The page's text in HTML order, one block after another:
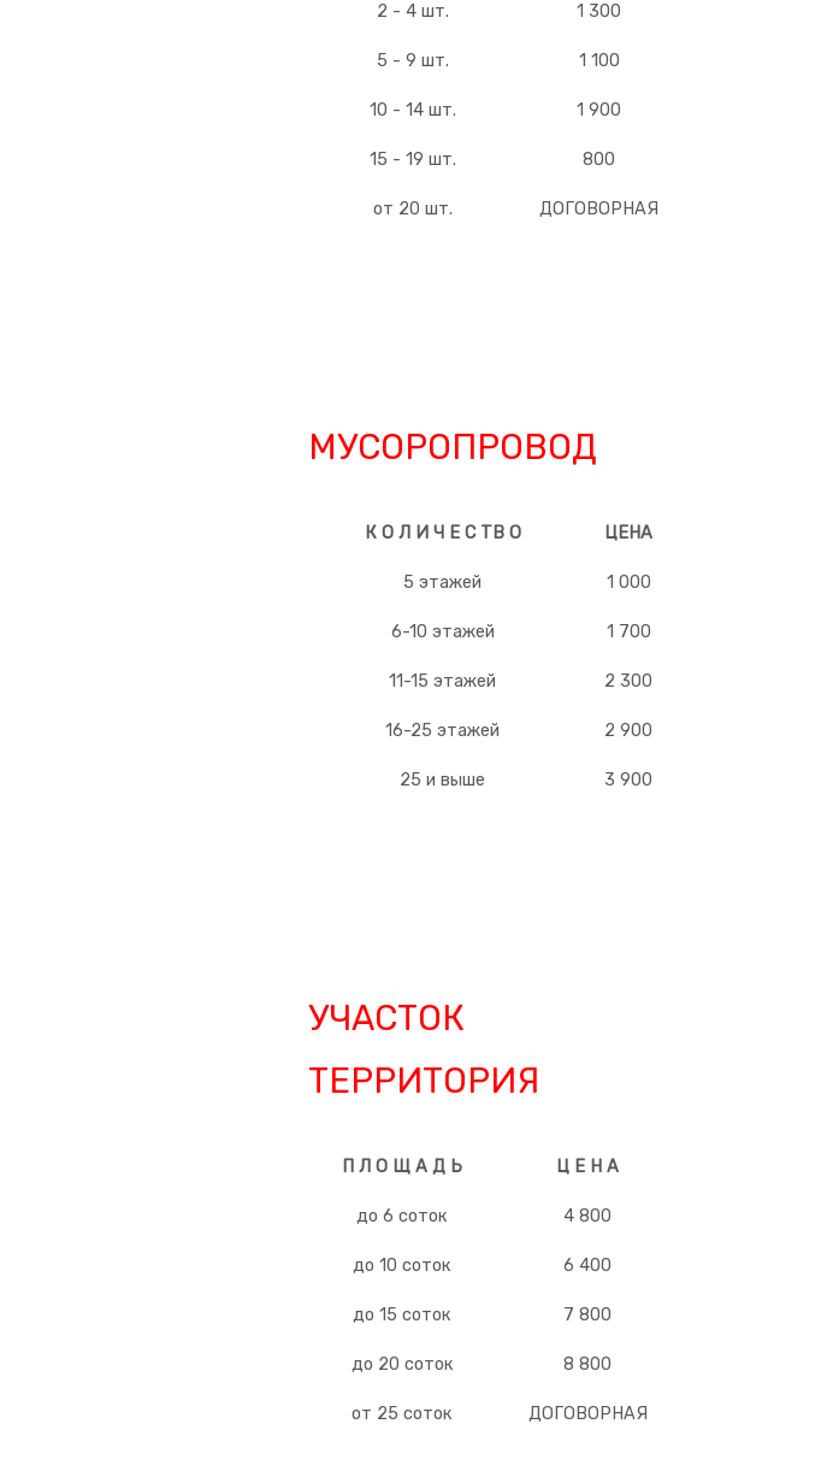
2 - 4 шт. 1 300
5 - 9 шт. 1 100
10 - 14 шт. 1 900
15 - 19 шт. 800
от 20 шт. ДОГОВОРНАЯ
МУСОРОПРОВОД
К О Л И Ч Е С ТВ О ЦЕНА
5 этажей 1 000
6-10 этажей 1 700
11-15 этажей 2 300
16-25 этажей 2 900
25 и выше 3 900
УЧАСТОК
ТЕРРИТОРИЯ
П Л О Щ А Д Ь Ц Е Н А
до 6 соток 4 800
до 10 соток 6 400
до 15 соток 7 800
до 20 соток 8 800
от 25 соток ДОГОВОРНАЯ